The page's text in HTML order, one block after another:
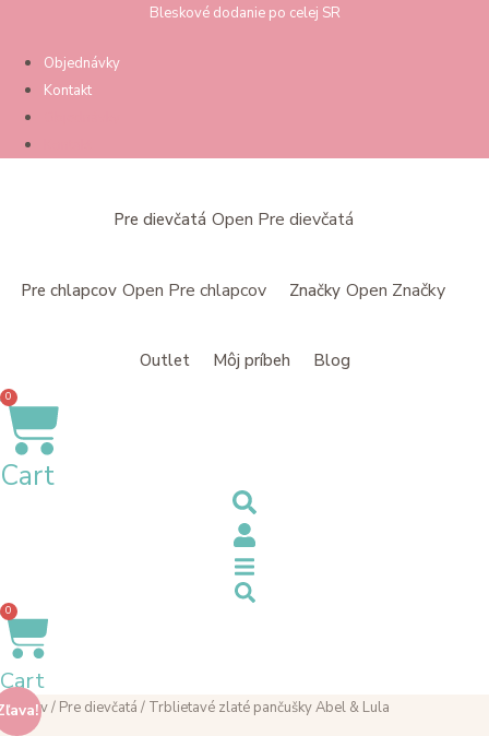
obsah
Bleskové dodanie po celej SR
Objednávky
Kontakt
Pre dievčatá Open Pre dievčatá
Pre chlapcov Open Pre chlapcov Značky Open Značky
Outlet Môj príbeh Blog
0
Cart
0
Cart
Domov/ Pre dievčatá / Trblietavé zlaté pančušky Abel & Lula